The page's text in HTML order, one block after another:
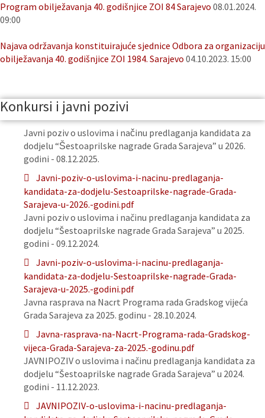
Program obilježavanja 40. godišnjice ZOI 84 Sarajevo 08.01.2024.
09:00
Najava održavanja konstituirajuće sjednice Odbora za organizaciju
obilježavanja 40. godišnjice ZOI 1984. Sarajevo 04.10.2023. 15:00
Konkursi i javni pozivi
Javni poziv o uslovima i načinu predlaganja kandidata za
dodjelu “Šestoaprilske nagrade Grada Sarajeva” u 2026.
godini - 08.12.2025.
Javni-poziv-o-uslovima-i-nacinu-predlaganja-
kandidata-za-dodjelu-Sestoaprilske-nagrade-Grada-
Sarajeva-u-2026.-godini.pdf
Javni poziv o uslovima i načinu predlaganja kandidata za
dodjelu “Šestoaprilske nagrade Grada Sarajeva” u 2025.
godini - 09.12.2024.
Javni-poziv-o-uslovima-i-nacinu-predlaganja-
kandidata-za-dodjelu-Sestoaprilske-nagrade-Grada-
Sarajeva-u-2025.-godini.pdf
Javna rasprava na Nacrt Programa rada Gradskog vijeća
Grada Sarajeva za 2025. godinu - 28.10.2024.
Javna-rasprava-na-Nacrt-Programa-rada-Gradskog-
vijeca-Grada-Sarajeva-za-2025.-godinu.pdf
JAVNIPOZIV o uslovima i načinu predlaganja kandidata za
dodjelu “Šestoaprilske nagrade Grada Sarajeva” u 2024.
godini - 11.12.2023.
JAVNIPOZIV-o-uslovima-i-nacinu-predlaganja-